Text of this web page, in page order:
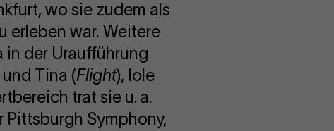
wo sie zudem als
erleben war. Weitere
in der Uraufführung
und Tina (Flight), Iole
trat sie u. a.
Symphony,